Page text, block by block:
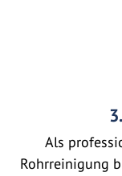
Als
Rohrreinigung